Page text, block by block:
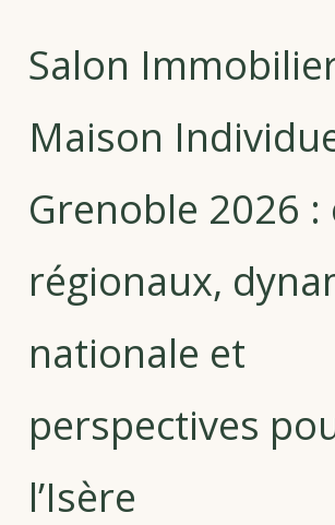
Salon
Maison
Grenoble 2026 :
régionaux,
nationale et
perspectives
l’Isère